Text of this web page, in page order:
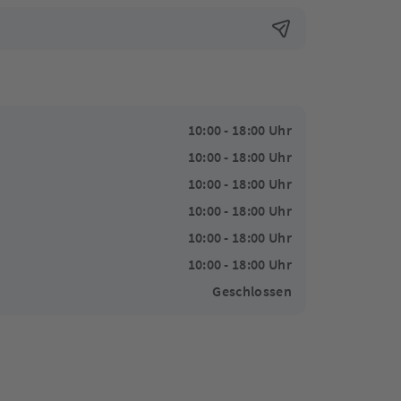
10:00 - 18:00 Uhr
10:00 - 18:00 Uhr
10:00 - 18:00 Uhr
10:00 - 18:00 Uhr
10:00 - 18:00 Uhr
10:00 - 18:00 Uhr
Geschlossen